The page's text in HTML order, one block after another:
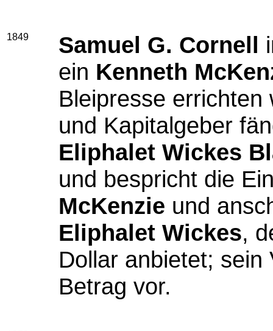
1849 Samuel G. Cornell
ein Kenneth
Bleipresse
und Kapitalgeber
Eliphalet Wickes
und bespricht die
McKenzie und
Eliphalet Wickes,
Dollar anbietet;
Betrag vor.